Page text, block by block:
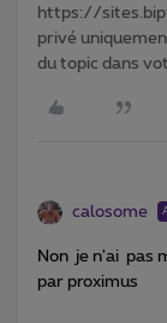
https://
privé
du topic dans
calosome
Non je n'ai pas
par proximus